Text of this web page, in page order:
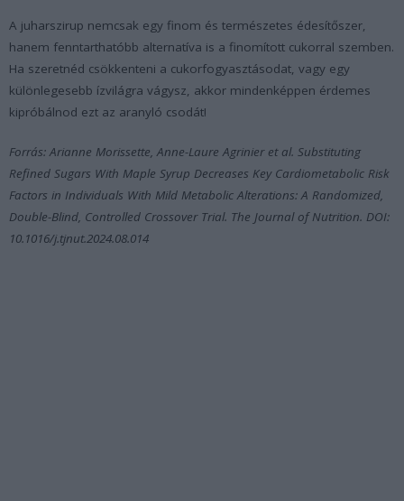
A juharszirup nemcsak egy finom és természetes édesítőszer,
hanem fenntarthatóbb alternatíva is a finomított cukorral szemben.
Ha szeretnéd csökkenteni a cukorfogyasztásodat, vagy egy
különlegesebb ízvilágra vágysz, akkor mindenképpen érdemes
kipróbálnod ezt az aranyló csodát!
Forrás: Arianne Morissette, Anne-Laure Agrinier et al. Substituting
Refined Sugars With Maple Syrup Decreases Key Cardiometabolic Risk
Factors in Individuals With Mild Metabolic Alterations: A Randomized,
Double-Blind, Controlled Crossover Trial. The Journal of Nutrition. DOI:
10.1016/j.tjnut.2024.08.014